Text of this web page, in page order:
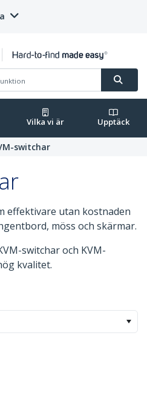
Vilka vi är Upptäck
switchar
effektivare utan kostnaden
möss och skärmar.
switchar och KVM-
kvalitet.